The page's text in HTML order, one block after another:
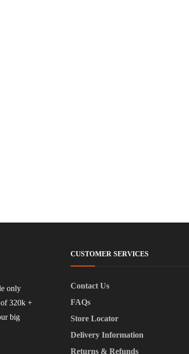
only
320k +
big
CUSTOMER SERVICES
Contact Us
FAQs
Store Locator
Delivery Information
Returns & Refunds